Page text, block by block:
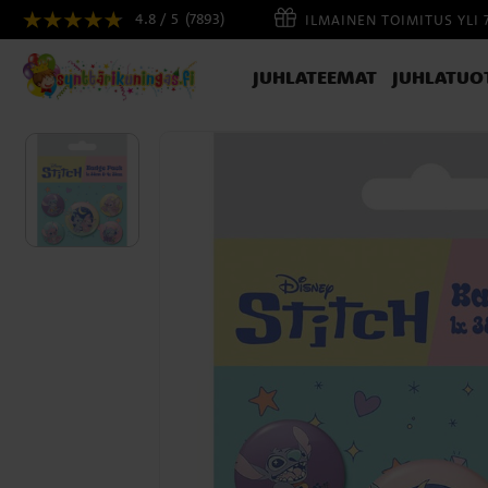
4.8 / 5 (7893) ILMAINEN TOIMITUS YLI
JUHLATEEMAT